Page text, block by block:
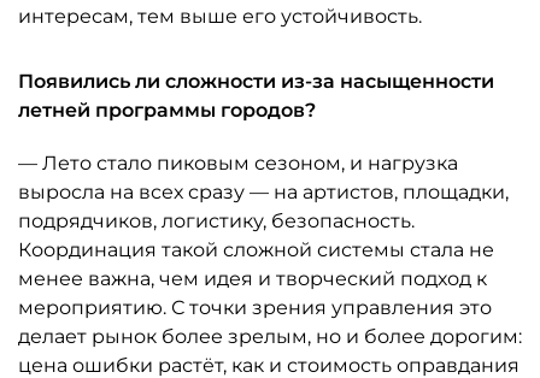
интересам, тем выше его устойчивость.
Появились ли сложности из-за насыщенности
летней программы городов?
— Лето стало пиковым сезоном, и нагрузка
выросла на всех сразу — на артистов, площадки,
подрядчиков, логистику, безопасность.
Координация такой сложной системы стала не
менее важна, чем идея и творческий подход к
мероприятию. С точки зрения управления это
делает рынок более зрелым, но и более дорогим:
цена ошибки растёт, как и стоимость оправдания